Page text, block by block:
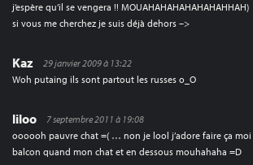
j’espère qu’il se vengera !! MOUAHAHAHAHAHAHAHHAH)
si vous me cherchez je suis déjà dehors –>
Kaz
29 janvier 2009 à 13:22
Woh putaing ils sont partout les russes o_O
liloo
7 septembre 2011 à 19:08
oooooh pauvre chat =( … non je lool j’adore faire ça moi
balcon quand mon chat et en dessous mouhahaha =D